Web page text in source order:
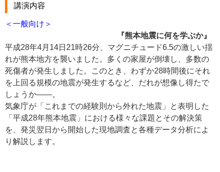
講演内容
＜一般向け＞
『熊本地震に何を学ぶか』
平成28年4月14日21時26分、マグニチュード6.5の激しい揺
れが熊本地方を襲いました。多くの家屋が倒壊し、多数の
死傷者が発生しました。このとき、わずか28時間後にそれ
を上回る規模の地震が発生するなど、だれが想像し得たで
しょうか――。
気象庁が「これまでの経験則から外れた地震」と表明した
「平成28年熊本地震」における様々な課題とその解決策
を、発災翌日から開始した現地調査と各種データ分析によ
り解説します。